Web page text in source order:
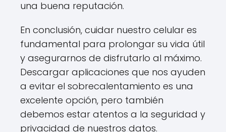
una buena reputación.
En conclusión, cuidar nuestro celular es
fundamental para prolongar su vida útil
y asegurarnos de disfrutarlo al máximo.
Descargar aplicaciones que nos ayuden
a evitar el sobrecalentamiento es una
excelente opción, pero también
debemos estar atentos a la seguridad y
privacidad de nuestros datos.